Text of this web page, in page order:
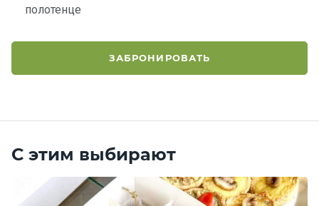
полотенце
ЗАБРОНИРОВАТЬ
С этим выбирают